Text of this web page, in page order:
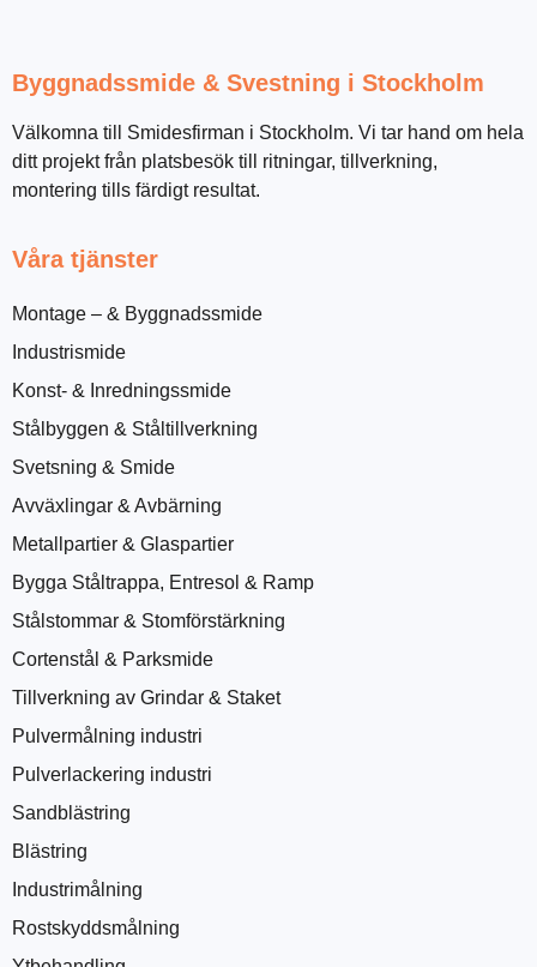
Byggnadssmide & Svestning i Stockholm
Välkomna till Smidesfirman i Stockholm. Vi tar hand om hela
ditt projekt från platsbesök till ritningar, tillverkning,
montering tills färdigt resultat.
Våra tjänster
Montage – & Byggnadssmide
Industrismide
Konst- & Inredningssmide
Stålbyggen & Ståltillverkning
Svetsning & Smide
Avväxlingar & Avbärning
Metallpartier & Glaspartier
Bygga Ståltrappa, Entresol & Ramp
Stålstommar & Stomförstärkning
Cortenstål & Parksmide
Tillverkning av Grindar & Staket
Pulvermålning industri
Pulverlackering industri
Sandblästring
Blästring
Industrimålning
Rostskyddsmålning